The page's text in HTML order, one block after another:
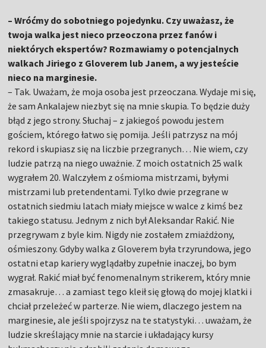
– Wróćmy do sobotniego pojedynku. Czy uważasz, że
twoja walka jest nieco przeoczona przez fanów i
niektórych ekspertów? Rozmawiamy o potencjalnych
walkach Jiriego z Gloverem lub Janem, a wy jesteście
nieco na marginesie.
– Tak. Uważam, że moja osoba jest przeoczana. Wydaje mi się,
że sam Ankalajew niezbyt się na mnie skupia. To będzie duży
błąd z jego strony. Słuchaj – z jakiegoś powodu jestem
gościem, którego łatwo się pomija. Jeśli patrzysz na mój
rekord i skupiasz się na liczbie przegranych… Nie wiem, czy
ludzie patrzą na niego uważnie. Z moich ostatnich 25 walk
wygrałem 20. Walczyłem z ośmioma mistrzami, byłymi
mistrzami lub pretendentami. Tylko dwie przegrane w
ostatnich siedmiu latach miały miejsce w walce z kimś bez
takiego statusu. Jednym z nich był Aleksandar Rakić. Nie
przegrywam z byle kim. Nigdy nie zostałem zmiażdżony,
ośmieszony. Gdyby walka z Gloverem była trzyrundowa, jego
ostatni etap kariery wyglądałby zupełnie inaczej, bo bym
wygrał. Rakić miał być fenomenalnym strikerem, który mnie
zmasakruje… a zamiast tego kleił się głową do mojej klatki i
chciał przeleżeć w parterze. Nie wiem, dlaczego jestem na
marginesie, ale jeśli spojrzysz na te statystyki… uważam, że
ludzie skreślający mnie na starcie i układający kursy